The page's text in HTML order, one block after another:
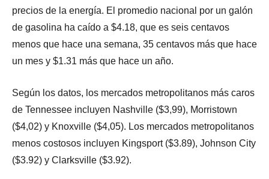
precios de la energía. El promedio nacional por un galón
de gasolina ha caído a $4.18, que es seis centavos
menos que hace una semana, 35 centavos más que hace
un mes y $1.31 más que hace un año.
Según los datos, los mercados metropolitanos más caros
de Tennessee incluyen Nashville ($3,99), Morristown
($4,02) y Knoxville ($4,05). Los mercados metropolitanos
menos costosos incluyen Kingsport ($3.89), Johnson City
($3.92) y Clarksville ($3.92).